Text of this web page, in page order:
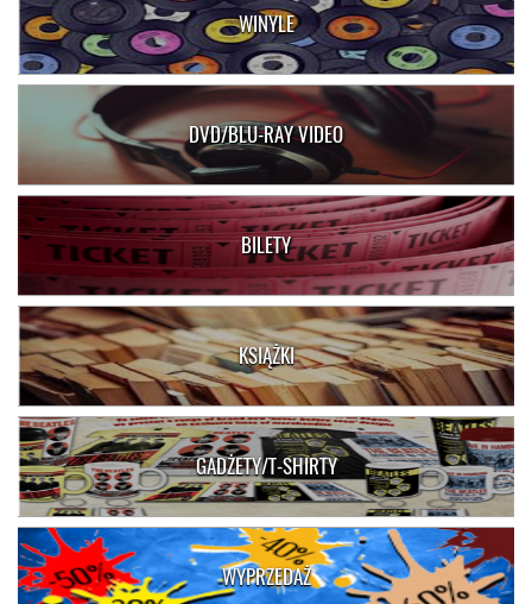
WINYLE
DVD/BLU-RAY VIDEO
BILETY
KSIĄŻKI
GADŻETY/T-SHIRTY
WYPRZEDAŻ